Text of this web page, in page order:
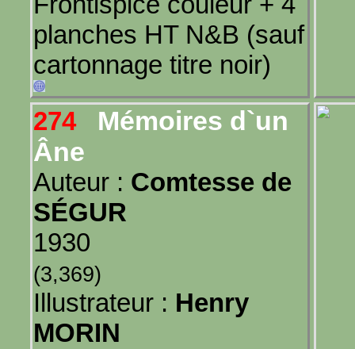
planches HT N&B (sauf
cartonnage titre noir)
274
Mémoires d`un
Âne
Auteur : Comtesse de
SÉGUR
1930
(3,369)
Illustrateur : Henry
MORIN